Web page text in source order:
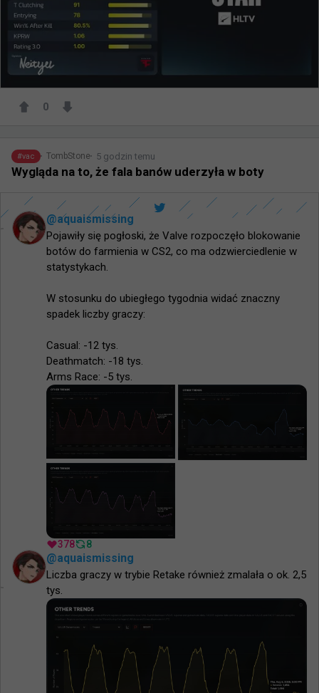
0
#vac TombStone 5 godzin temu
Wygląda na to, że fala banów uderzyła w boty
@aquaismissing
Pojawiły się pogłoski, że Valve rozpoczęło blokowanie
botów do farmienia w CS2, co ma odzwierciedlenie w
statystykach.
W stosunku do ubiegłego tygodnia widać znaczny
spadek liczby graczy:
Casual: -12 tys.
Deathmatch: -18 tys.
Arms Race: -5 tys.
378 8
@aquaismissing
Liczba graczy w trybie Retake również zmalała o ok. 2,5
tys.